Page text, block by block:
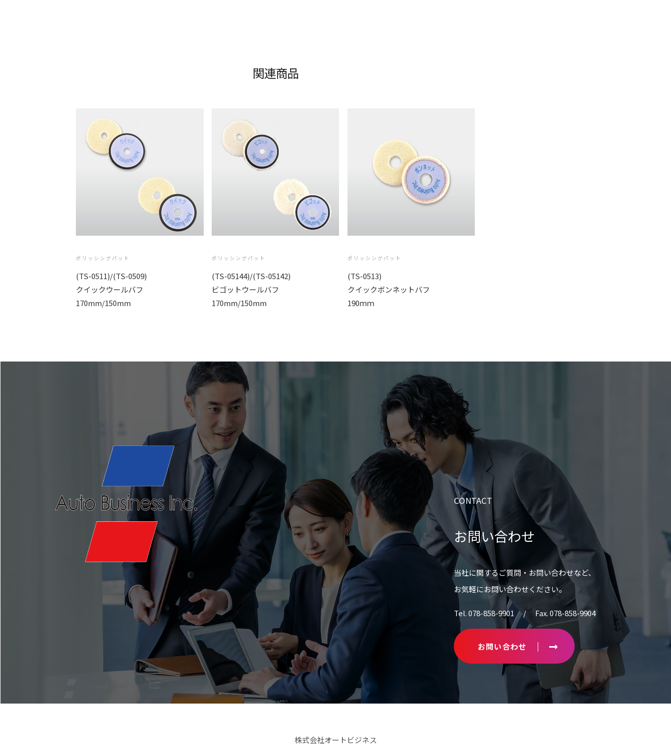
関連商品
ポリッシングパット
(TS-0511)/(TS-0509)
クイックウールバフ
170mm/150mm
ポリッシングパット
(TS-05144)/(TS-05142)
ビゴットウールバフ
170mm/150mm
ポリッシングパット
(TS-0513)
クイックボンネットバフ
190ｍｍ
CONTACT
お問い合わせ
当社に関するご質問・お問い合わせなど、
お気軽にお問い合わせください。
Tel. 078-858-9901 / Fax. 078-858-9904
お問い合わせ
株式会社オートビジネス